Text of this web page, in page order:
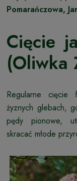
Pomarańczowa,
Cięcie
(Oliwka
Regularne cięcie
żyznych glebach,
pędy pionowe,
skracać młode